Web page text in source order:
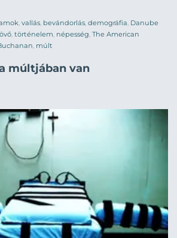
, vallás, bevándorlás, demográfia, Danube
, történelem, népesség, The American
, múlt
múltjában van